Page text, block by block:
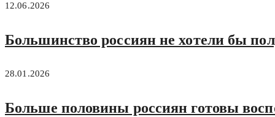
12.06.2026
Большинство россиян не хотели бы
28.01.2026
Больше половины россиян готовы